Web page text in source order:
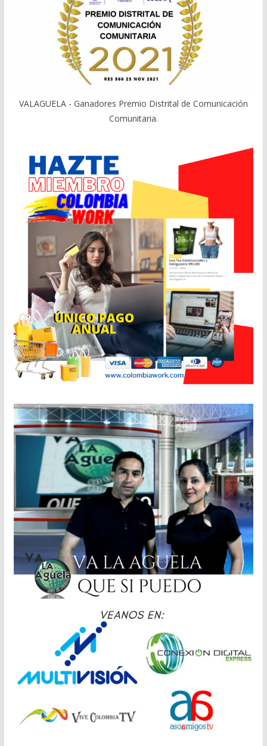
VALAGUELA - Ganadores Premio Distrital de Comunicación
Comunitaria.